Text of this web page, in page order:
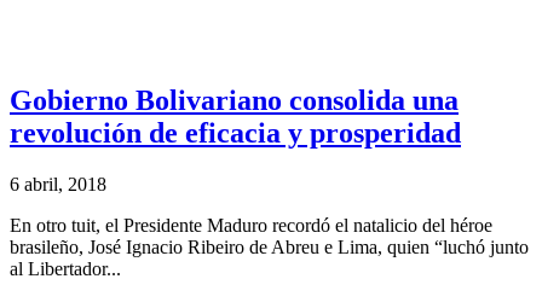
Gobierno Bolivariano consolida una
revolución de eficacia y prosperidad
6 abril, 2018
En otro tuit, el Presidente Maduro recordó el natalicio del héroe
brasileño, José Ignacio Ribeiro de Abreu e Lima, quien “luchó junto
al Libertador...